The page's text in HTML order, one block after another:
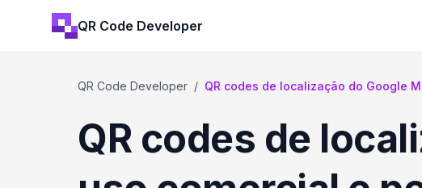
QR Code Developer
QR Code Developer / QR codes de localização do Google
QR codes de